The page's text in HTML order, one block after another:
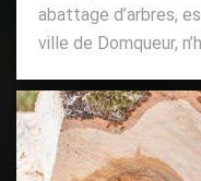
abattage d’arbres,
ville de Domqueur,